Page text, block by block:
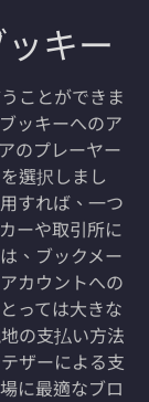
キー
ことができま
ッキーへのア
のプレーヤー
選択しまし
すれば、一つ
ーや取引所に
、ブックメー
カウントへの
っては大きな
の支払い方法
ザーによる支
に最適なブロ